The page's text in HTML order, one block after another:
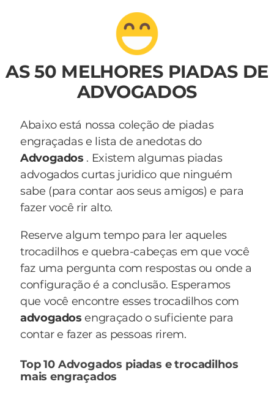
AS 50 MELHORES PIADAS DE
ADVOGADOS
Abaixo está nossa coleção de piadas
engraçadas e lista de anedotas do
Advogados . Existem algumas piadas
advogados curtas juridico que ninguém
sabe (para contar aos seus amigos) e para
fazer você rir alto.
Reserve algum tempo para ler aqueles
trocadilhos e quebra-cabeças em que você
faz uma pergunta com respostas ou onde a
configuração é a conclusão. Esperamos
que você encontre esses trocadilhos com
advogadosengraçado o suficiente para
contar e fazer as pessoas rirem.
Top 10 Advogados piadas e trocadilhos
mais engraçados